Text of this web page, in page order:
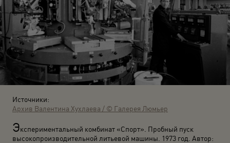
Источники:
Архив Валентина Хухлаева / © Галерея Люмьер
Экспериментальный комбинат «Спорт». Пробный пуск
высокопроизводительной литьевой машины. 1973 год. Автор: